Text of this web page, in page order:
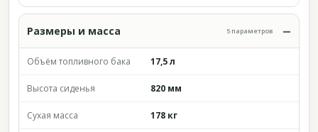
Размеры и масса 5 параметров
Объём топливного бака 17,5 л
Высота сиденья 820 мм
Сухая масса 178 кг